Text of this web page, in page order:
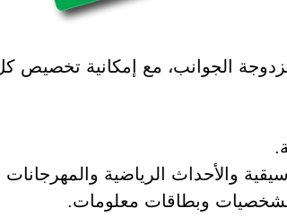
الجوانب، مع إمكانية تخصيص
والأحداث الرياضية والمهرجانات
وبطاقات معلومات.